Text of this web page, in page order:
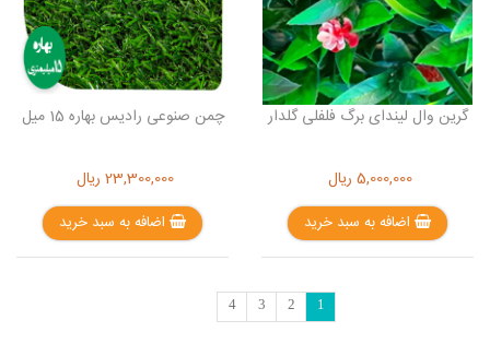
گرین وال لیندای برگ فلفلی گلدار
5,000,000 ریال
اضافه به سبد خرید
چمن صنوعی رادیس بهاره 15 میل
23,300,000 ریال
اضافه به سبد خرید
1
2
3
4